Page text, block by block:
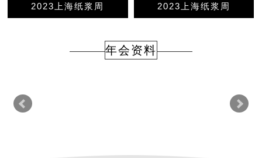
上海纸浆周 2023上海纸浆周
年会资料